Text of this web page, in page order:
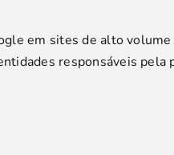
em sites de alto
responsáveis pela